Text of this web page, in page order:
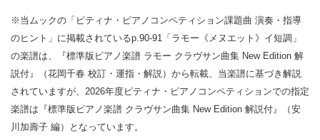
※当ムックの「ピティナ・ピアノコンペティション課題曲 演奏・指導
のヒント」に掲載されているp.90-91「ラモー《メヌエット》イ短調」
の楽譜は、『標準版ピアノ楽譜 ラモー クラヴサン曲集 New Edition 解
説付』（花岡千春 校訂・運指・解説）から転載、当楽譜に基づき解説
されていますが、2026年度ピティナ・ピアノコンペティションでの指定
楽譜は『標準版ピアノ楽譜 クラヴサン曲集 New Edition 解説付』（安
川加壽子 編）となっています。